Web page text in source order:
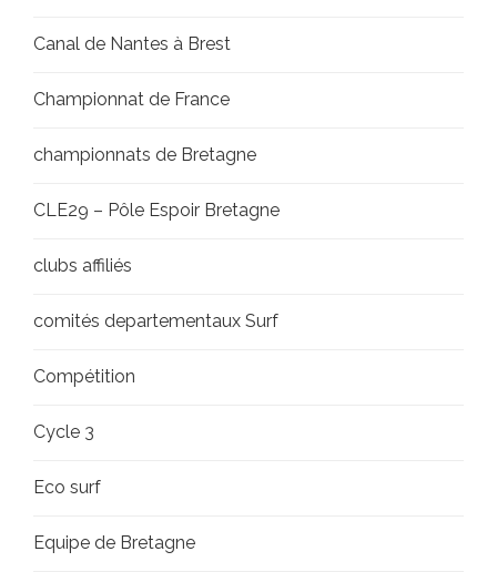
Canal de Nantes à Brest
Championnat de France
championnats de Bretagne
CLE29 – Pôle Espoir Bretagne
clubs affiliés
comités departementaux Surf
Compétition
Cycle 3
Eco surf
Equipe de Bretagne